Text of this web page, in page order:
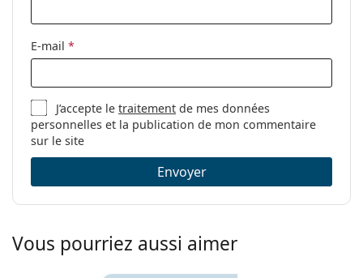
Autres
Sexe:
Marque:
Lentiamo
Code:
Tomas Transparent
E-mail *
J’accepte letraitement de mes données
personnelles et la publication de mon commentaire
sur le site
Envoyer
Vous pourriez aussi aimer